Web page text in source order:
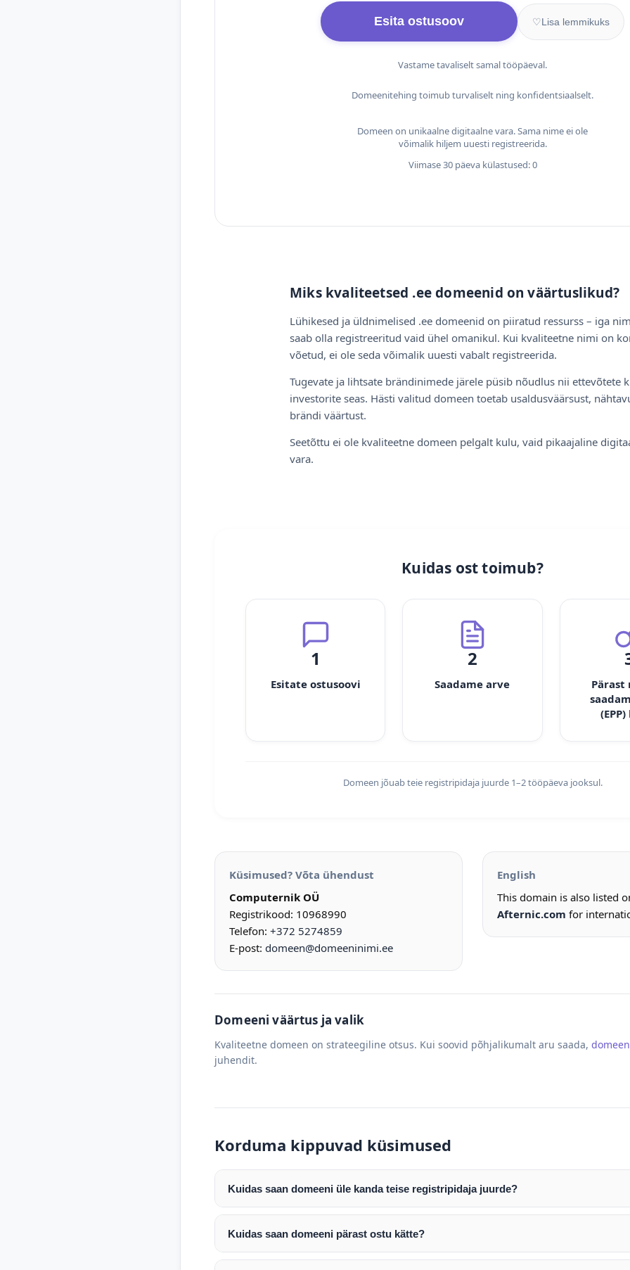
Esita ostusoov ♡Lisa lemmikuks
Vastame tavaliselt samal tööpäeval.
Domeenitehing toimub turvaliselt ning konfidentsiaalselt.
Domeen on unikaalne digitaalne vara. Sama nime ei ole
võimalik hiljem uuesti registreerida.
Viimase 30 päeva külastused: 0
Miks kvaliteetsed .ee domeenid on väärtuslikud?
Lühikesed ja üldnimelised .ee domeenid on piiratud ressurss – iga
saab olla registreeritud vaid ühel omanikul. Kui kvaliteetne nimi on
võetud, ei ole seda võimalik uuesti vabalt registreerida.
Tugevate ja lihtsate brändinimede järele püsib nõudlus nii ettevõtete
investorite seas. Hästi valitud domeen toetab usaldusväärsust,
brändi väärtust.
Seetõttu ei ole kvaliteetne domeen pelgalt kulu, vaid pikaajaline
vara.
Kuidas ost toimub?
1
Esitate ostusoovi
2
Saadame arve
Pärast
Domeen jõuab teie registripidaja juurde 1–2 tööpäeva jooksul.
Küsimused? Võta ühendust
Computernik OÜ
Registrikood: 10968990
Telefon: +372 5274859
E-post: domeen@domeeninimi.ee
English
This domain is also listed
Afternic.com for
Domeeni väärtus ja valik
Kvaliteetne domeen on strateegiline otsus. Kui soovid põhjalikumalt aru saada,
juhendit.
Korduma kippuvad küsimused
Kuidas saan domeeni üle kanda teise registripidaja juurde?
Pärast makse laekumist edastame teile domeeni AUTH (EPP) koodi. Selle abil saate
enda valitud registripidaja juurde.
Domeeni ülekandmine toimub registripidajate vahelise protsessina ning võib võtta
Kuidas saan domeeni pärast ostu kätte?
Pärast ostu vormistamist väljastame arve. Maksekinnituse järel edastame teile